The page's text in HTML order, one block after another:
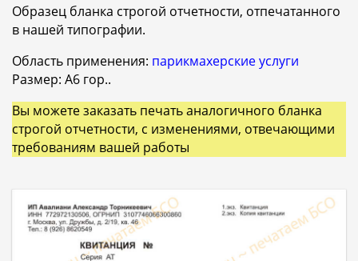
Образец бланка строгой отчетности, отпечатанного
в нашей типографии.
Область применения: парикмахерские услуги
Размер: A6 гор..
Вы можете заказать печать аналогичного бланка
строгой отчетности, с изменениями, отвечающими
требованиям вашей работы